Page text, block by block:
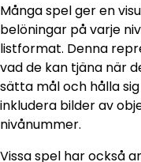
Många spel ger en
belöningar på varje
listformat. Denna
vad de kan tjäna när
sätta mål och hålla
inkludera bilder av
nivånummer.
Vissa spel har också